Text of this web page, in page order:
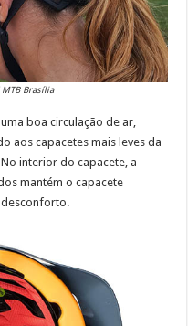
Brasília
boa circulação de ar,
aos capacetes mais leves da
No interior do capacete, a
mantém o capacete
desconforto.